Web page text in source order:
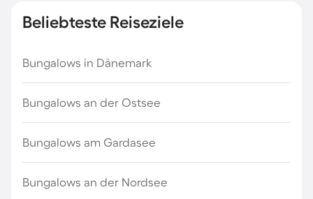
Beliebteste Reiseziele
Bungalows in Dänemark
Bungalows an der Ostsee
Bungalows am Gardasee
Bungalows an der Nordsee